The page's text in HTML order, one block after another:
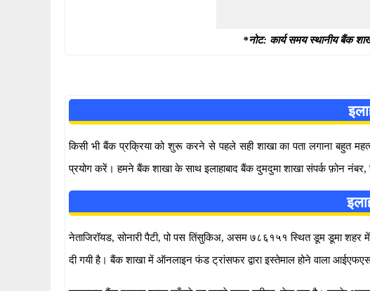
*नोट: कार्य समय स्थानीय बैंक
किसी भी बैंक प्रक्रिया को शुरू करने से पहले सही शाखा का पता लगाना बहुत
प्रयोग करें। हमने बैंक शाखा के साथ इलाहाबाद बैंक दुमदुमा शाखा संपर्क फ़ोन नंबर,
नेताजिरॉयड, सोनारी पैटी, पो पस तिंसुकिअ, असम ७८६१५१ स्थित डूम डूमा शहर में
दी गयी है। बैंक शाखा में ऑनलाइन फंड ट्रांसफर द्वारा इस्तेमाल होने वाला